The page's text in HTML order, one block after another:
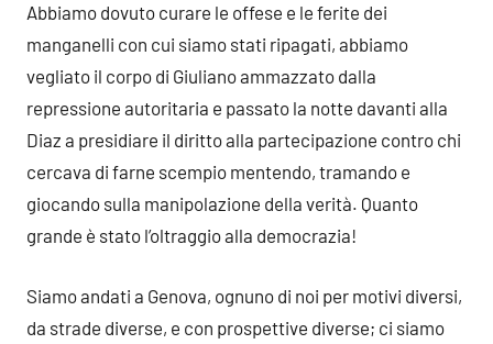
Abbiamo dovuto curare le offese e le ferite dei
manganelli con cui siamo stati ripagati, abbiamo
vegliato il corpo di Giuliano ammazzato dalla
repressione autoritaria e passato la notte davanti alla
Diaz a presidiare il diritto alla partecipazione contro chi
cercava di farne scempio mentendo, tramando e
giocando sulla manipolazione della verità. Quanto
grande è stato l’oltraggio alla democrazia!
Siamo andati a Genova, ognuno di noi per motivi diversi,
da strade diverse, e con prospettive diverse; ci siamo